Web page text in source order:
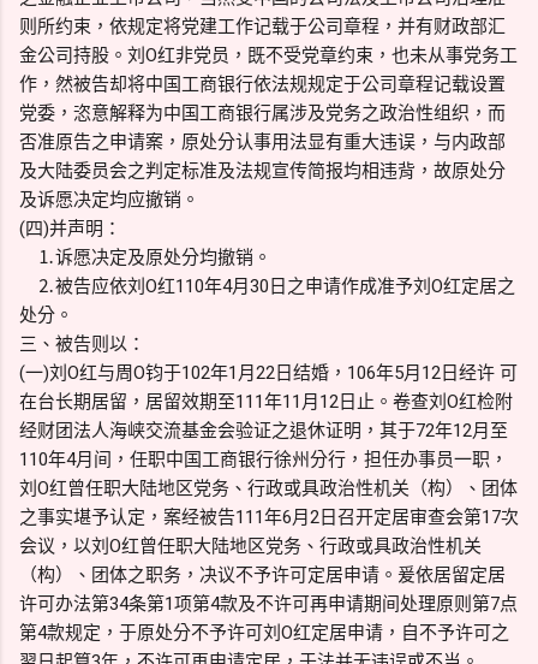
则所约束，依规定将党建工作记载于公司章程，并有财政部汇
金公司持股。刘O红非党员，既不受党章约束，也未从事党务工
作，然被告却将中国工商银行依法规规定于公司章程记载设置
党委，恣意解释为中国工商银行属涉及党务之政治性组织，而
否准原告之申请案，原处分认事用法显有重大违误，与内政部
及大陆委员会之判定标准及法规宣传简报均相违背，故原处分
及诉愿决定均应撤销。
(四)并声明：
⒈诉愿决定及原处分均撤销。
⒉被告应依刘O红110年4月30日之申请作成准予刘O红定居之
处分。
三、被告则以：
(一)刘O红与周O钧于102年1月22日结婚，106年5月12日经许 可
在台长期居留，居留效期至111年11月12日止。卷查刘O红检附
经财团法人海峡交流基金会验证之退休证明，其于72年12月至
110年4月间，任职中国工商银行徐州分行，担任办事员一职，
刘O红曾任职大陆地区党务、行政或具政治性机关（构）、团体
之事实堪予认定，案经被告111年6月2日召开定居审查会第17次
会议，以刘O红曾任职大陆地区党务、行政或具政治性机关
（构）、团体之职务，决议不予许可定居申请。爰依居留定居
许可办法第34条第1项第4款及不许可再申请期间处理原则第7点
第4款规定，于原处分不予许可刘O红定居申请，自不予许可之